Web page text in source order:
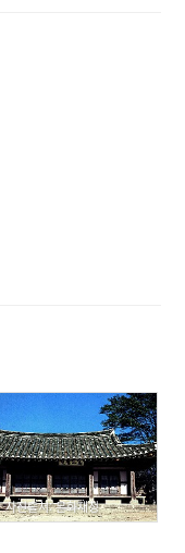
사진출처: 문화재청